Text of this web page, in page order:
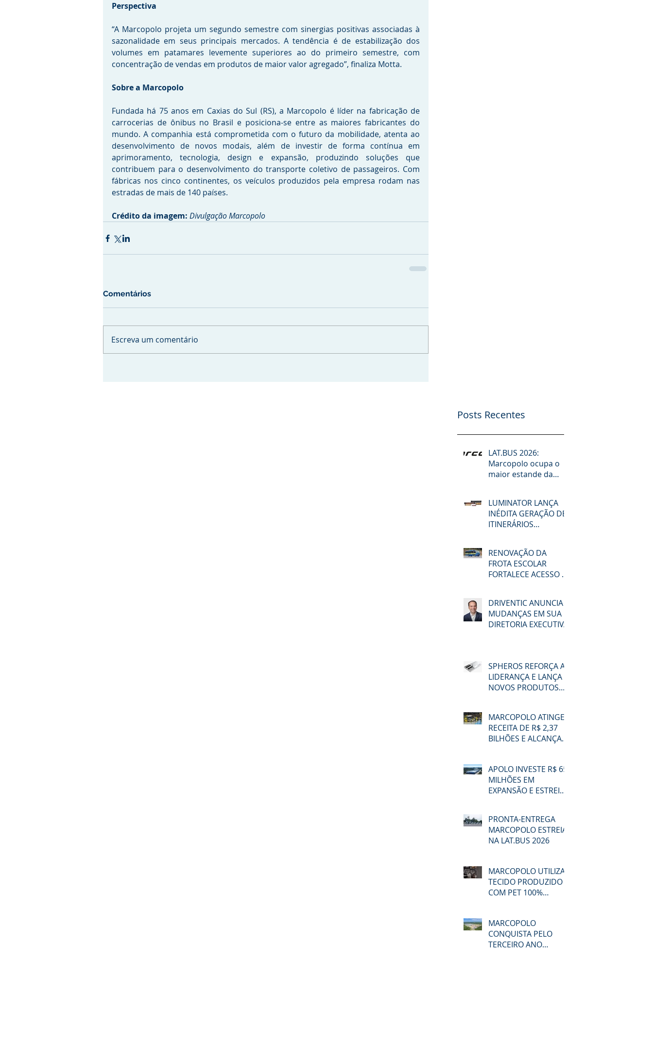
Perspectiva
“A Marcopolo projeta um segundo semestre com sinergias positivas associadas à
sazonalidade em seus principais mercados. A tendência é de estabilização dos
volumes em patamares levemente superiores ao do primeiro semestre, com
concentração de vendas em produtos de maior valor agregado”, finaliza Motta.
Sobre a Marcopolo
Fundada há 75 anos em Caxias do Sul (RS), a Marcopolo é líder na fabricação de
carrocerias de ônibus no Brasil e posiciona-se entre as maiores fabricantes do
mundo. A companhia está comprometida com o futuro da mobilidade, atenta ao
desenvolvimento de novos modais, além de investir de forma contínua em
aprimoramento, tecnologia, design e expansão, produzindo soluções que
contribuem para o desenvolvimento do transporte coletivo de passageiros. Com
fábricas nos cinco continentes, os veículos produzidos pela empresa rodam nas
estradas de mais de 140 países.
Crédito da imagem: Divulgação Marcopolo
Comentários
Escreva um comentário
Posts Recentes
LAT.BUS 2026:
Marcopolo ocupa o
maior estande da
setor, futuro da
mobilidade,
descarbonização e
LUMINATOR LANÇA
INÉDITA GERAÇÃO DE
ITINERÁRIOS
RENOVAÇÃO DA
FROTA ESCOLAR
FORTALECE ACESSO À
MACAÉ
DRIVENTIC ANUNCIA
MUDANÇAS EM SUA
DIRETORIA EXECUTIVA
SPHEROS REFORÇA A
LIDERANÇA E LANÇA
NOVOS PRODUTOS
MARCOPOLO ATINGE
RECEITA DE R$ 2,37
BILHÕES E ALCANÇA
MERCADO BRASILEIRO
NO 2T26
APOLO INVESTE R$ 65
MILHÕES EM
EXPANSÃO E ESTREIA
PRONTA-ENTREGA
MARCOPOLO ESTREIA
NA LAT.BUS 2026
MARCOPOLO UTILIZA
TECIDO PRODUZIDO
COM PET 100%
MARCOPOLO
CONQUISTA PELO
TERCEIRO ANO